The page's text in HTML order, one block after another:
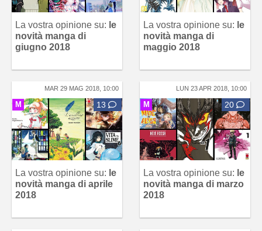
La vostra opinione su: le
novità manga di
giugno 2018
La vostra opinione su: le
novità manga di
maggio 2018
MAR 29 MAG 2018, 10:00
M 13
La vostra opinione su: le
novità manga di aprile
2018
LUN 23 APR 2018, 10:00
M 20
La vostra opinione su: le
novità manga di marzo
2018